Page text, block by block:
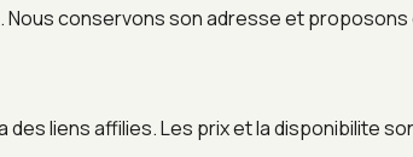
conservons son adresse et
liens affilies. Les prix et la disponibilite